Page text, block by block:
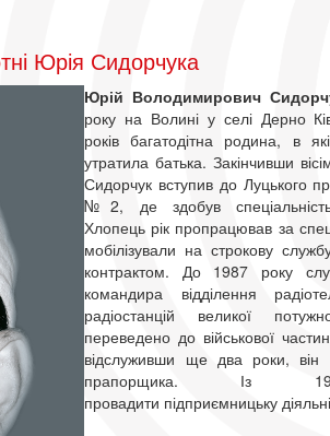
Юрія Сидорчука
Юрій Володимирович
року на Волині у селі Дерно
років багатодітна родина, в
утратила батька. Закінчивши
Сидорчук вступив до Луцького
№2, де здобув спеціальність
Хлопець рік пропрацював за
мобілізували на строкову
контрактом. До 1987 року
командира відділення
радіостанцій великої
переведено до військової
відслуживши ще два роки, він
прапорщика. Із
провадити підприємницьку